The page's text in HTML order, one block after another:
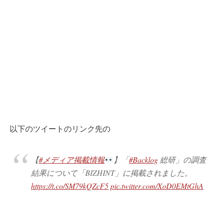
以下のツイートのリンク先の
【#メディア掲載情報 】「#Backlog総研」の調査
結果について「BIZHINT」に掲載されました。
https://t.co/SM79kQZcF5pic.twitter.com/XoD0EMtGhA